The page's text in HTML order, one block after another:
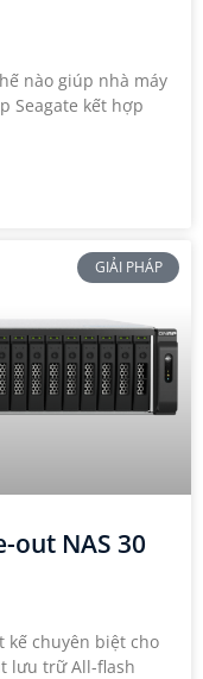
nào giúp nhà máy
Seagate kết hợp
GIẢI PHÁP
out NAS 30
kế chuyên biệt cho
lưu trữ All-flash